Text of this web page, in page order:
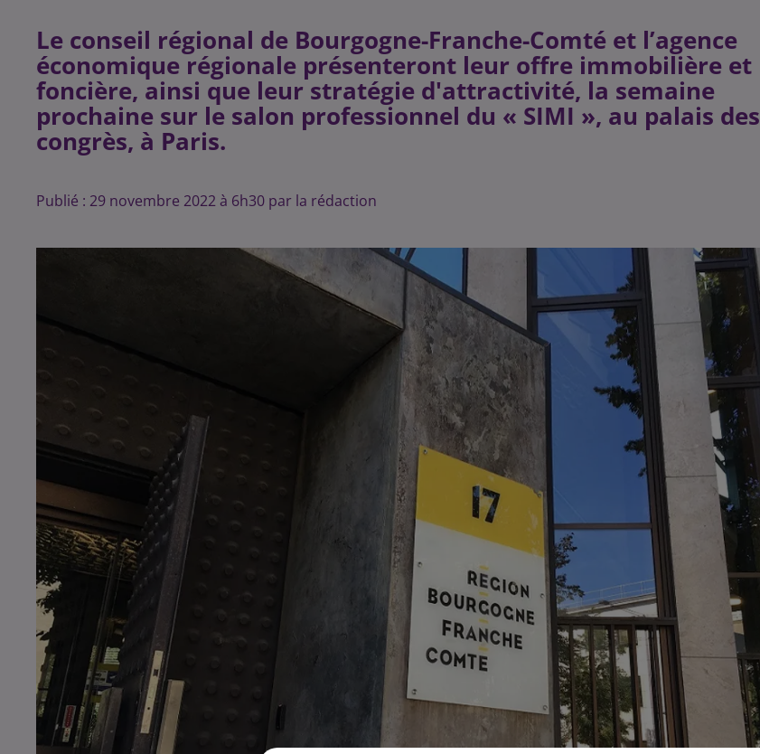
Le conseil régional de Bourgogne-Franche-Comté et l’agence
économique régionale présenteront leur offre immobilière et
foncière, ainsi que leur stratégie d'attractivité, la semaine
prochaine sur le salon professionnel du « SIMI », au palais des
congrès, à Paris.
Publié : 29 novembre 2022 à 6h30 par la rédaction